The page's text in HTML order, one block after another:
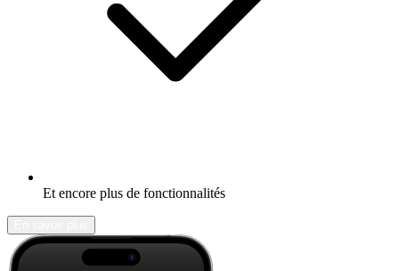
Et encore plus de fonctionnalités